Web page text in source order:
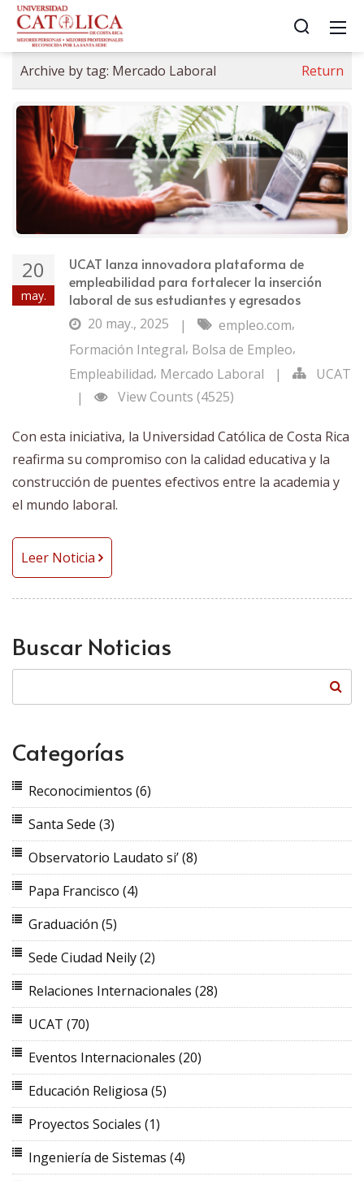
Archive by tag: Mercado Laboral Return
20
may.
UCAT lanza innovadora plataforma de
empleabilidad para fortalecer la inserción
laboral de sus estudiantes y egresados
20 may., 2025
| empleo.com,
Formación Integral, Bolsa de Empleo,
Empleabilidad, Mercado Laboral |
UCAT
|
View Counts (4525)
Con esta iniciativa, la Universidad Católica de Costa Rica
reafirma su compromiso con la calidad educativa y la
construcción de puentes efectivos entre la academia y
el mundo laboral.
Leer Noticia
Buscar Noticias
Categorías
Reconocimientos (6)
Santa Sede (3)
Observatorio Laudato si’(8)
Papa Francisco (4)
Graduación (5)
Sede Ciudad Neily(2)
Relaciones Internacionales (28)
UCAT (70)
Eventos Internacionales (20)
Educación Religiosa (5)
Proyectos Sociales (1)
Ingeniería de Sistemas (4)